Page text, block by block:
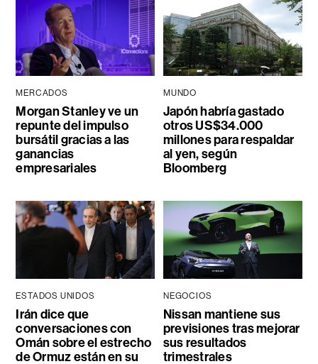
MERCADOS
Morgan Stanley ve un
repunte del impulso
bursátil gracias a las
ganancias
empresariales
MUNDO
Japón habría gastado
otros US$34.000
millones para respaldar
al yen, según
Bloomberg
ESTADOS UNIDOS
Irán dice que
conversaciones con
Omán sobre el estrecho
de Ormuz están en su
NEGOCIOS
Nissan mantiene sus
previsiones tras mejorar
sus resultados
trimestrales